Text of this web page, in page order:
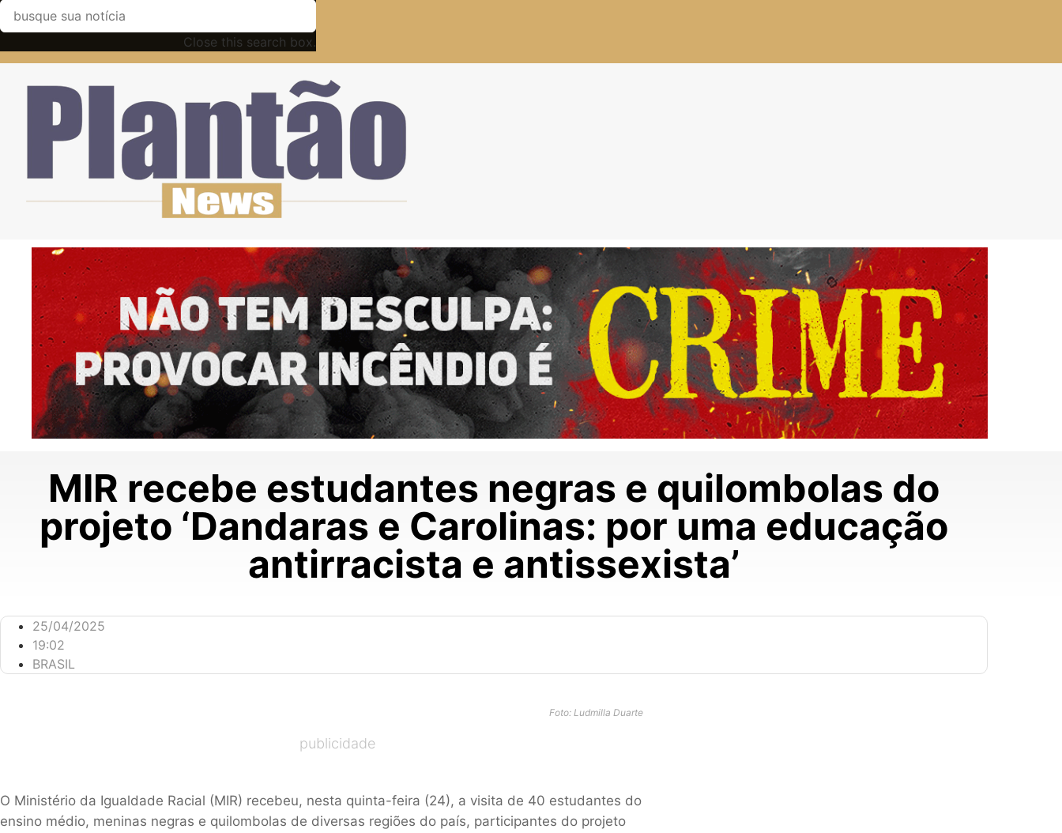
Close this search box.
MIR recebe estudantes negras e quilombolas do
projeto ‘Dandaras e Carolinas: por uma educação
antirracista e antissexista’
25/04/2025
19:02
BRASIL
Foto: Ludmilla Duarte
publicidade
O Ministério da Igualdade Racial (MIR) recebeu, nesta quinta-feira (24), a visita de 40 estudantes do
ensino médio, meninas negras e quilombolas de diversas regiões do país, participantes do projeto